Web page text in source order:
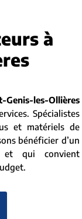
à
Genis-les-Ollières
Spécialistes
et matériels de
bénéficier d’un
et qui convient